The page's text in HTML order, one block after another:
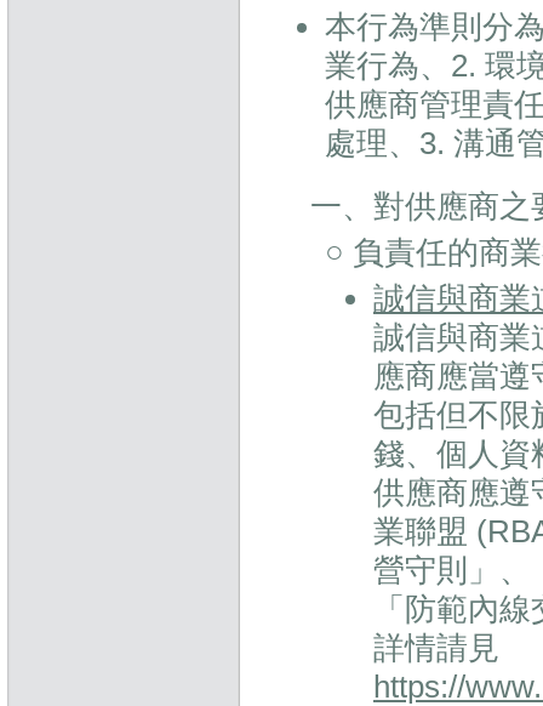
本行為準則分
業行為、2. 環
供應商管理責
處理、3. 溝通
一、對供應商之
○ 負責任的商
誠信與商業
誠信與商業
應商應當遵
包括但不限
錢、個人資
供應商應遵
業聯盟
營守則」、
「防範內
詳情請見
https://